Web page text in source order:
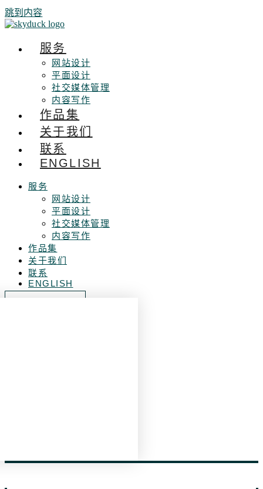
跳到内容
服务
网站设计
平面设计
社交媒体管理
内容写作
作品集
关于我们
联系
ENGLISH
服务
网站设计
平面设计
社交媒体管理
内容写作
作品集
关于我们
联系
ENGLISH